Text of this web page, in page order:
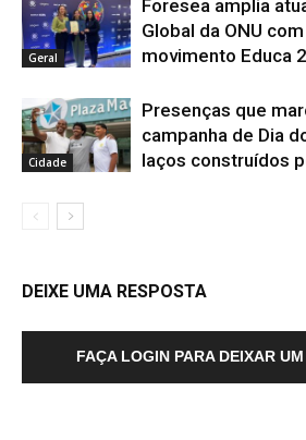
Geral
Foresea amplia
Global da ONU
movimento Educa
Cidade
Presenças que
campanha de Dia
laços construídos
DEIXE UMA RESPOSTA
FAÇA LOGIN PARA DEIXAR